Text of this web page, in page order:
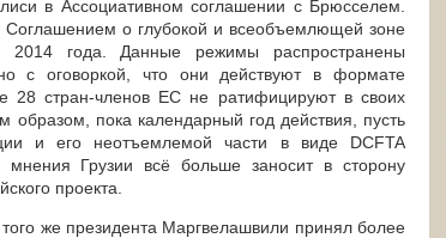
в Ассоциативном соглашении с Брюсселем.
Соглашением о глубокой и всеобъемлющей зоне
2014 года. Данные режимы распространены
с оговоркой, что они действуют в формате
28 стран-членов ЕС не ратифицируют в своих
образом, пока календарный год действия, пусть
и его неотъемлемой части в виде DCFTA
Грузии всё больше заносит в сторону
проекта.
же президента Маргвелашвили принял более